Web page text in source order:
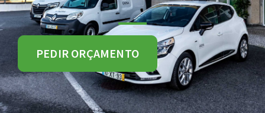
PEDIR ORÇAMENTO